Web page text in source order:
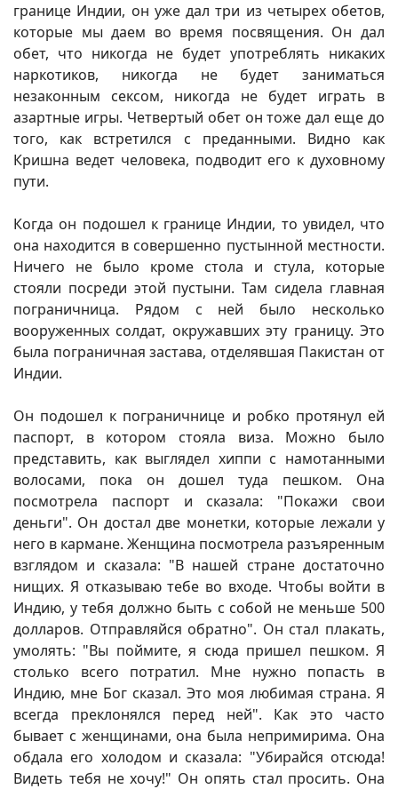
границе Индии, он уже дал три из четырех обетов,
которые мы даем во время посвящения. Он дал
обет, что никогда не будет употреблять никаких
наркотиков, никогда не будет заниматься
незаконным сексом, никогда не будет играть в
азартные игры. Четвертый обет он тоже дал еще до
того, как встретился с преданными. Видно как
Кришна ведет человека, подводит его к духовному
пути.
Когда он подошел к границе Индии, то увидел, что
она находится в совершенно пустынной местности.
Ничего не было кроме стола и стула, которые
стояли посреди этой пустыни. Там сидела главная
пограничница. Рядом с ней было несколько
вооруженных солдат, окружавших эту границу. Это
была пограничная застава, отделявшая Пакистан от
Индии.
Он подошел к пограничнице и робко протянул ей
паспорт, в котором стояла виза. Можно было
представить, как выглядел хиппи с намотанными
волосами, пока он дошел туда пешком. Она
посмотрела паспорт и сказала: "Покажи свои
деньги". Он достал две монетки, которые лежали у
него в кармане. Женщина посмотрела разъяренным
взглядом и сказала: "В нашей стране достаточно
нищих. Я отказываю тебе во входе. Чтобы войти в
Индию, у тебя должно быть с собой не меньше 500
долларов. Отправляйся обратно". Он стал плакать,
умолять: "Вы поймите, я сюда пришел пешком. Я
столько всего потратил. Мне нужно попасть в
Индию, мне Бог сказал. Это моя любимая страна. Я
всегда преклонялся перед ней". Как это часто
бывает с женщинами, она была непримирима. Она
обдала его холодом и сказала: "Убирайся отсюда!
Видеть тебя не хочу!" Он опять стал просить. Она